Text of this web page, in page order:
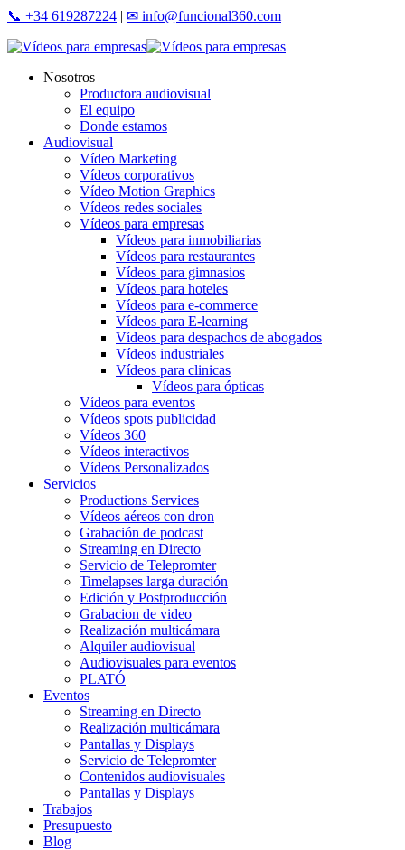
Skip
main
📞 +34 619287224 | ✉ info@funcional360.com
Menu
Nosotros
Productora audiovisual
El equipo
Donde estamos
Audiovisual
Vídeo Marketing
Vídeos corporativos
Vídeo Motion Graphics
Vídeos redes sociales
Vídeos para empresas
Vídeos para inmobiliarias
Vídeos para restaurantes
Vídeos para gimnasios
Vídeos para hoteles
Vídeos para e-commerce
Vídeos para E-learning
Vídeos para despachos de abogados
Vídeos industriales
Vídeos para clinicas
Vídeos para ópticas
Vídeos para eventos
Vídeos spots publicidad
Vídeos 360
Vídeos interactivos
Vídeos Personalizados
Servicios
Productions Services
Vídeos aéreos con dron
Grabación de podcast
Streaming en Directo
Servicio de Telepromter
Timelapses larga duración
Edición y Postproducción
Grabacion de video
Realización multicámara
Alquiler audiovisual
Audiovisuales para eventos
PLATÓ
Eventos
Streaming en Directo
Realización multicámara
Pantallas y Displays
Servicio de Telepromter
Contenidos audiovisuales
Pantallas y Displays
Trabajos
Presupuesto
Blog